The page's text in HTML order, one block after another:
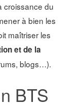
croissance du
à bien les
maîtriser les
et de la
blogs…).
BTS